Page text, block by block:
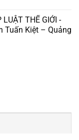
THẾ GIỚI -
Tuấn Kiệt – Quảng